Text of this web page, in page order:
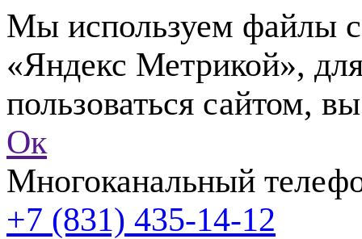
Мы используем файлы
«Яндекс Метрикой»,
пользоваться сайтом,
Ок
Многоканальный
+7 (831) 435-14-12